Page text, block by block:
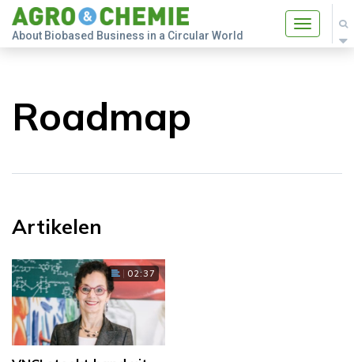
Toggle
About Biobased Business in a Circular World
Roadmap
Artikelen
02:37